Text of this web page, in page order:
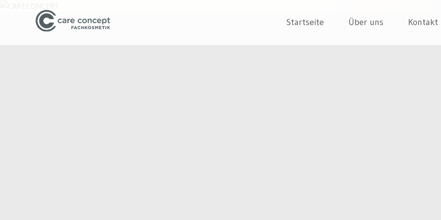
to
Startseite Über uns Kontakt